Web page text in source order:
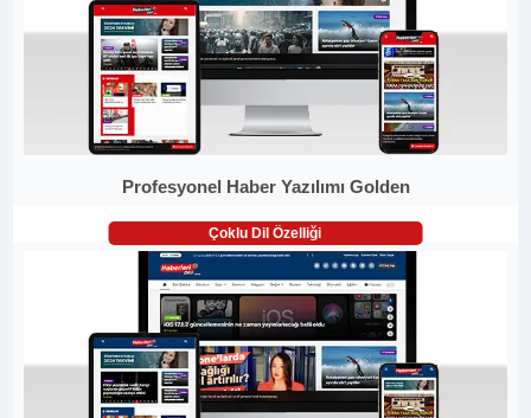
Profesyonel Haber Yazılımı Golden
Çoklu Dil Özelliği